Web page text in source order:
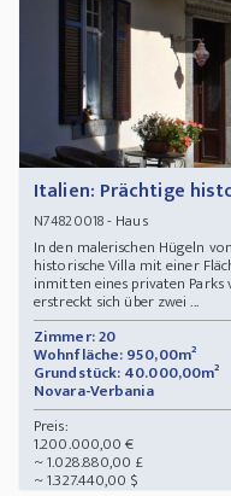
Italien: Prächtige
N74820018- Haus
In den malerischen Hügeln
historische Villa mit einer
inmitten eines privaten Parks
erstreckt sich über zwei ...
Zimmer: 20
Wohnfläche: 950,00m²
Grundstück: 40.000,00m²
Novara-Verbania
Preis:
1.200.000,00 €
~ 1.028.880,00 £
~ 1.327.440,00 $